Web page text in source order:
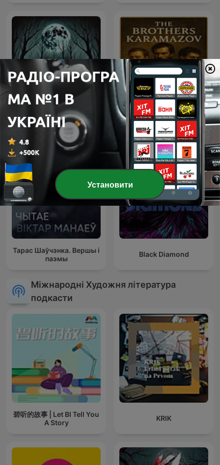
Horror Stories
The Brothers Karamazov
by Fyodor Dostoyevsky
Тарас Шаўчэнка. Вершы і
паэмы
Black Diamond
Міжнародні Художня література
подкасти
碧听的故事 | Let BI Tell You
A Story
KRIK
Установити